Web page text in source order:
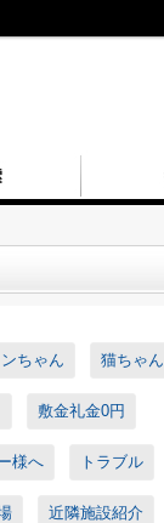
ちゃん 猫ちゃん
敷金礼金0円
様へ トラブル
近隣施設紹介